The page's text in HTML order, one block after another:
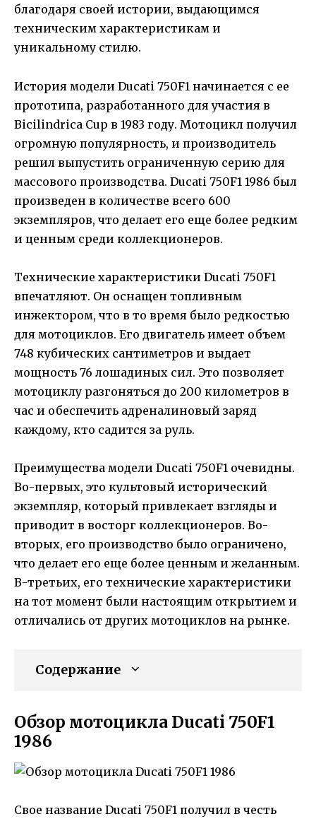
благодаря своей истории, выдающимся
техническим характеристикам и
уникальному стилю.
История модели Ducati 750F1 начинается с ее
прототипа, разработанного для участия в
Bicilindrica Cup в 1983 году. Мотоцикл получил
огромную популярность, и производитель
решил выпустить ограниченную серию для
массового производства. Ducati 750F1 1986 был
произведен в количестве всего 600
экземпляров, что делает его еще более редким
и ценным среди коллекционеров.
Технические характеристики Ducati 750F1
впечатляют. Он оснащен топливным
инжектором, что в то время было редкостью
для мотоциклов. Его двигатель имеет объем
748 кубических сантиметров и выдает
мощность 76 лошадиных сил. Это позволяет
мотоциклу разгоняться до 200 километров в
час и обеспечить адреналиновый заряд
каждому, кто садится за руль.
Преимущества модели Ducati 750F1 очевидны.
Во-первых, это культовый исторический
экземпляр, который привлекает взгляды и
приводит в восторг коллекционеров. Во-
вторых, его производство было ограничено,
что делает его еще более ценным и желанным.
В-третьих, его технические характеристики
на тот момент были настоящим открытием и
отличались от других мотоциклов на рынке.
Содержание
Обзор мотоцикла Ducati 750F1
1986
Свое название Ducati 750F1 получил в честь